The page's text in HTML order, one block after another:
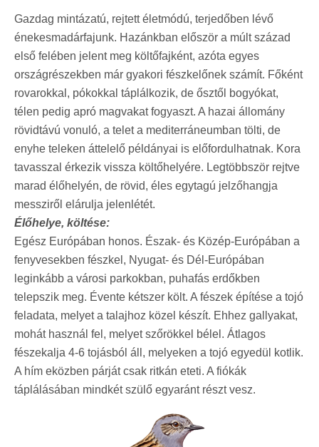
Gazdag mintázatú, rejtett életmódú, terjedőben lévő
énekesmadárfajunk. Hazánkban először a múlt század
első felében jelent meg költőfajként, azóta egyes
országrészekben már gyakori fészkelőnek számít. Főként
rovarokkal, pókokkal táplálkozik, de ősztől bogyókat,
télen pedig apró magvakat fogyaszt. A hazai állomány
rövidtávú vonuló, a telet a mediterráneumban tölti, de
enyhe teleken áttelelő példányai is előfordulhatnak. Kora
tavasszal érkezik vissza költőhelyére. Legtöbbször rejtve
marad élőhelyén, de rövid, éles egytagú jelzőhangja
messziről elárulja jelenlétét.
Élőhelye, költése:
Egész Európában honos. Észak- és Közép-Európában a
fenyvesekben fészkel, Nyugat- és Dél-Európában
leginkább a városi parkokban, puhafás erdőkben
telepszik meg. Évente kétszer költ. A fészek építése a tojó
feladata, melyet a talajhoz közel készít. Ehhez gallyakat,
mohát használ fel, melyet szőrökkel bélel. Átlagos
fészekalja 4-6 tojásból áll, melyeken a tojó egyedül kotlik.
A hím eközben párját csak ritkán eteti. A fiókák
táplálásában mindkét szülő egyaránt részt vesz.